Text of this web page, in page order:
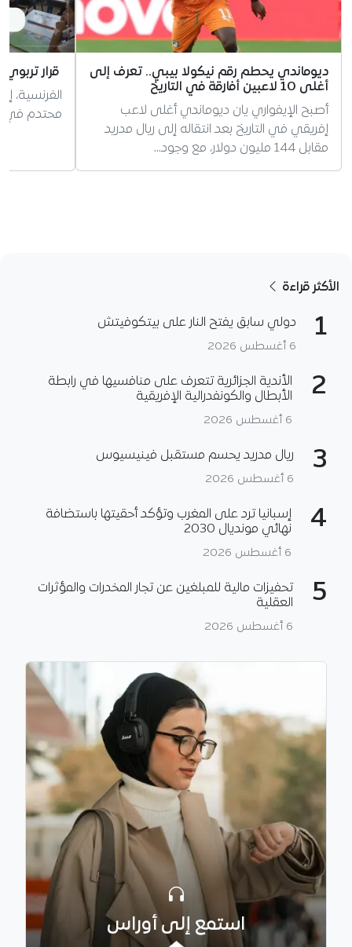
ديوماندي يحطم رقم نيكولا بيبي.. تعرف إلى
أغلى 10 لاعبين أفارقة في التاريخ
أصبح الإيفواري يان ديوماندي أغلى لاعب
إفريقي في التاريخ بعد انتقاله إلى ريال مدريد
مقابل 144 مليون دولار، مع وجود…
قرار
الفرنسية،
محتدم في
الأكثر قراءة
1 دولي سابق يفتح النار على بيتكوفيتش
6 أغسطس 2026
2
الأندية الجزائرية تتعرف على منافسيها في رابطة
الأبطال والكونفدرالية الإفريقية
6 أغسطس 2026
3 ريال مدريد يحسم مستقبل فينيسيوس
6 أغسطس 2026
4
إسبانيا ترد على المغرب وتؤكد أحقيتها باستضافة
نهائي مونديال 2030
6 أغسطس 2026
5
تحفيزات مالية للمبلغين عن تجار المخدرات والمؤثرات
العقلية
6 أغسطس 2026
استمع إلى أوراس